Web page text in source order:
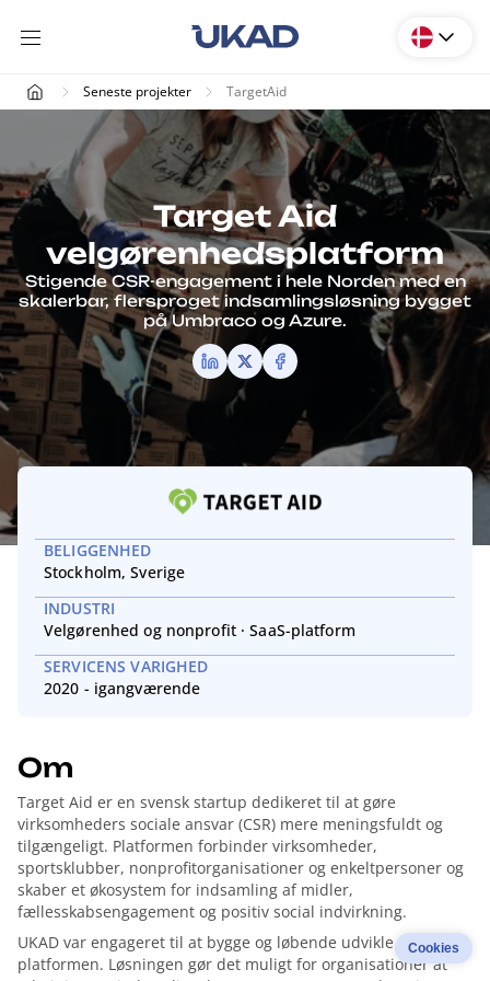
Seneste projekter TargetAid
Target Aid
velgørenhedsplatform
Stigende CSR-engagement i hele Norden med en
skalerbar, flersproget indsamlingsløsning bygget
på Umbraco og Azure.
BELIGGENHED
Stockholm, Sverige
INDUSTRI
Velgørenhed og nonprofit·SaaS-platform
SERVICENS VARIGHED
2020 - igangværende
Om
Target Aid er en svensk startup dedikeret til at gøre
virksomheders sociale ansvar (CSR) mere meningsfuldt og
tilgængeligt. Platformen forbinder virksomheder,
sportsklubber, nonprofitorganisationer og enkeltpersoner og
skaber et økosystem for indsamling af midler,
fællesskabsengagement og positiv social indvirkning.
UKAD var engageret til at bygge og løbende udvikle
platformen. Løsningen gør det muligt for organisationer at
Cookies